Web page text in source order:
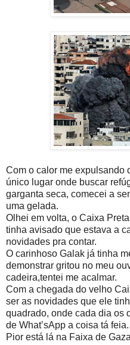
Com o calor me expulsando
único lugar onde buscar
garganta seca, comecei a
uma gelada.
Olhei em volta, o Caixa
tinha avisado que estava a
novidades pra contar.
O carinhoso Galak já tinha
demonstrar gritou no meu
cadeira,tentei me acalmar.
Com a chegada do velho
ser as novidades que ele
quadrado, onde cada dia os
de What’sApp a coisa tá feia.
Pior está lá na Faixa de